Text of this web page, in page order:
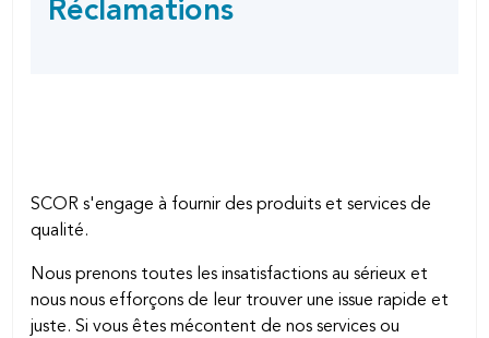
Réclamations
page
SHARING
SCOR s'engage à fournir des produits et services de
qualité.
Nous prenons toutes les insatisfactions au sérieux et
nous nous efforçons de leur trouver une issue rapide et
juste. Si vous êtes mécontent de nos services ou